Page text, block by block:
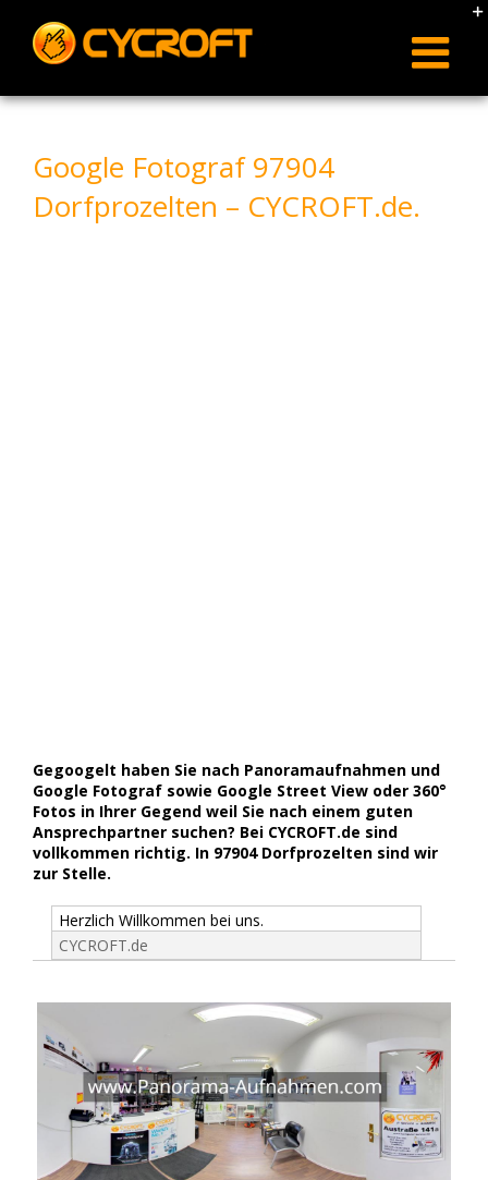
content
Google Fotograf 97904
Dorfprozelten – CYCROFT.de.
Gegoogelt haben Sie nach Panoramaufnahmen und
Google Fotograf sowie Google Street View oder 360°
Fotos in Ihrer Gegend weil Sie nach einem guten
Ansprechpartner suchen? Bei CYCROFT.de sind
vollkommen richtig. In 97904 Dorfprozelten sind wir
zur Stelle.
Herzlich Willkommen bei uns.
CYCROFT.de